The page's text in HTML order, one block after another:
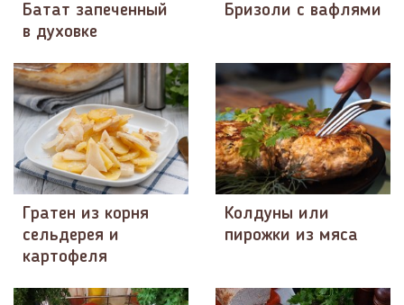
Батат запеченный
в духовке
Бризоли с вафлями
Гратен из корня
сельдерея и
картофеля
Колдуны или
пирожки из мяса